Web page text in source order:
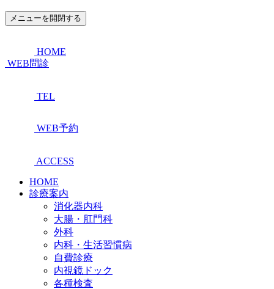
メニューを開閉する
HOME
WEB問診
TEL
WEB予約
ACCESS
HOME
診療案内
消化器内科
大腸・肛門科
外科
内科・生活習慣病
自費診療
内視鏡ドック
各種検査